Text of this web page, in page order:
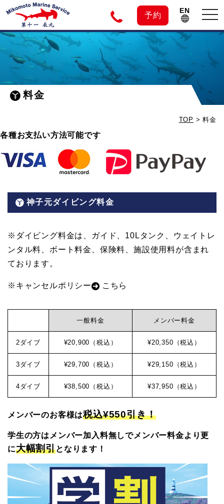
予約
EN
神
子
元
島
の
ダ
ビ
ン
グ
な
神
子
元
料金
TOP >料金
各種お支払い方法可能です
神子元ダイビング料金
※ダイビング料金は、ガイド、10Lタンク、ウェイトレ
ンタル料、ボート料金、保険料、施設使用料が含まれ
ております。
※キャンセルポリシー こちら
一般料金 メンバー料金
2ダイブ ¥20,900（税込） ¥20,350（税込）
3ダイブ ¥29,700（税込） ¥29,150（税込）
4ダイブ ¥38,500（税込） ¥37,950（税込）
メンバーのお客様は税込¥550引き！
学生の方はメンバー加入料無しでメンバー料金より更
に大幅割引となります！